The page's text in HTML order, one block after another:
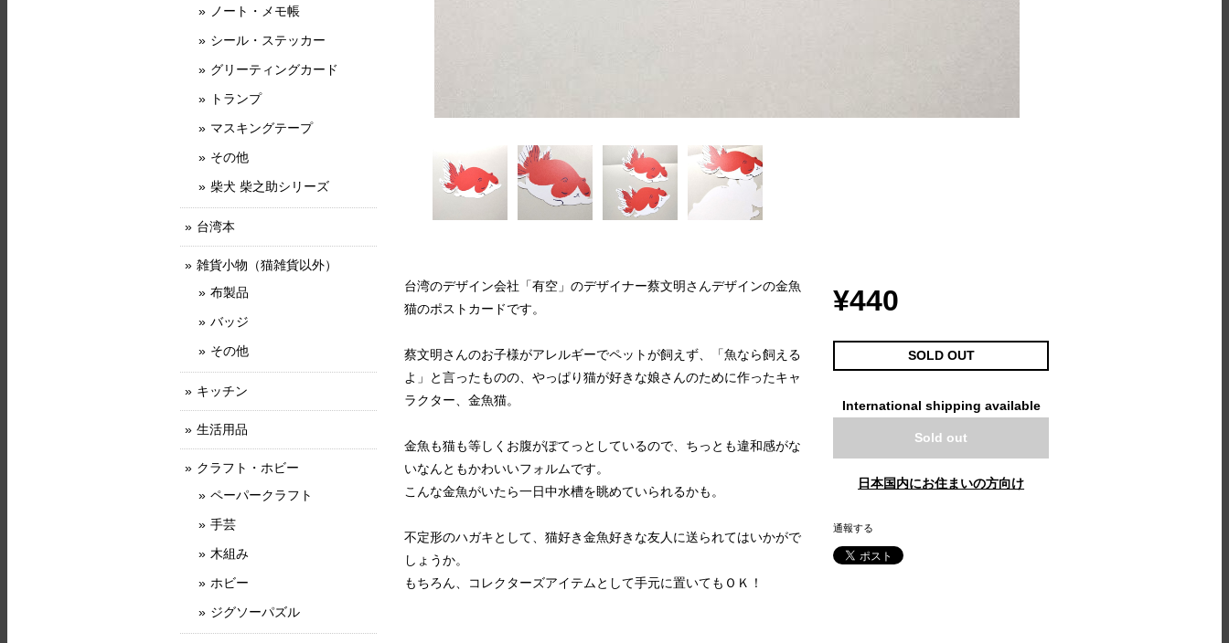
台湾のデザイン会社「有空」のデザイナー蔡文明さんデザインの金魚
猫のポストカードです。
蔡文明さんのお子様がアレルギーでペットが飼えず、「魚なら飼える
よ」と言ったものの、やっぱり猫が好きな娘さんのために作ったキャ
ラクター、金魚猫。
金魚も猫も等しくお腹がぽてっとしているので、ちっとも違和感がな
いなんともかわいいフォルムです。
こんな金魚がいたら一日中水槽を眺めていられるかも。
不定形のハガキとして、猫好き金魚好きな友人に送られてはいかがで
しょうか。
もちろん、コレクターズアイテムとして手元に置いてもＯＫ！
¥440
SOLD OUT
International shipping available
Sold out
日本国内にお住まいの方向け
通報する
ノート・メモ帳
シール・ステッカー
グリーティングカード
トランプ
マスキングテープ
その他
柴犬 柴之助シリーズ
台湾本
雑貨小物（猫雑貨以外）
布製品
バッジ
その他
キッチン
生活用品
クラフト・ホビー
ペーパークラフト
手芸
木組み
ホビー
ジグソーパズル